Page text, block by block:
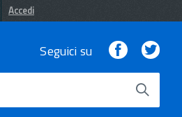
Accedi
Seguici su Facebook